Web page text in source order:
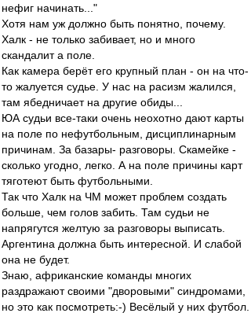
нефиг начинать..."
Хотя нам уж должно быть понятно, почему.
Халк - не только забивает, но и много
скандалит а поле.
Как камера берёт его крупный план - он на что-
то жалуется судье. У нас на расизм жалился,
там ябедничает на другие обиды...
ЮА судьи все-таки очень неохотно дают карты
на поле по нефутбольным, дисциплинарным
причинам. За базары- разговоры. Скамейке -
сколько угодно, легко. А на поле причины карт
тяготеют быть футбольными.
Так что Халк на ЧМ может проблем создать
больше, чем голов забить. Там судьи не
напрягутся желтую за разговоры выписать.
Аргентина должна быть интересной. И слабой
она не будет.
Знаю, африканские команды многих
раздражают своими "дворовыми" синдромами,
но это как посмотреть:-) Весёлый у них футбол.